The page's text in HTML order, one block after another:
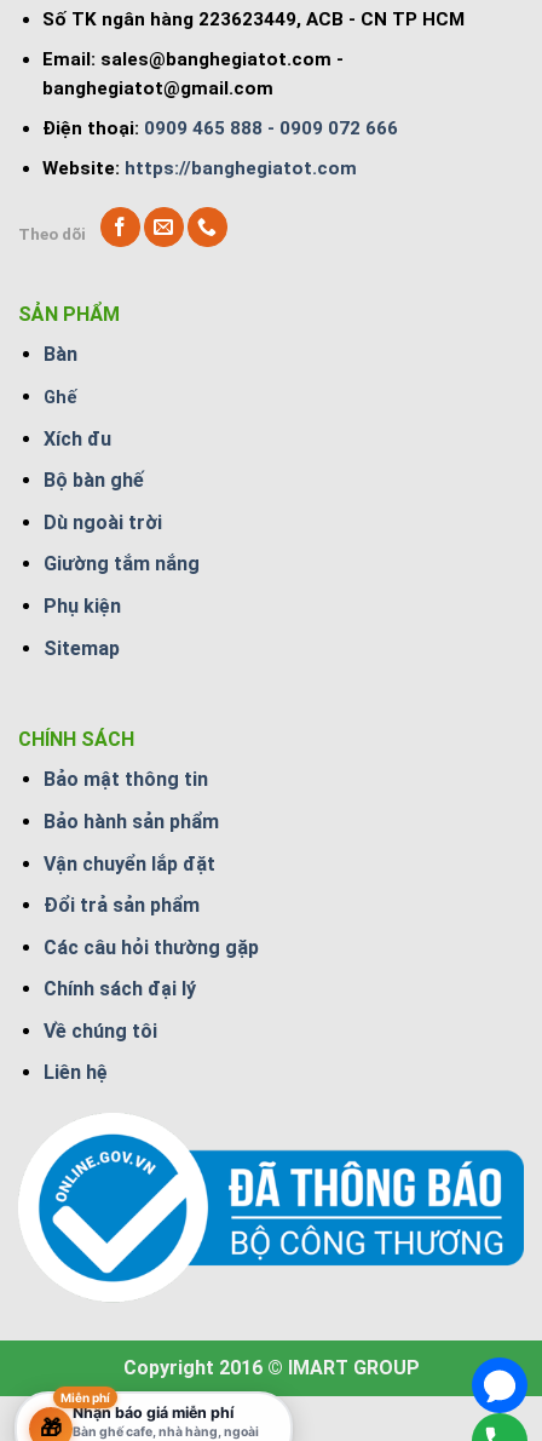
Số TK ngân hàng 223623449, ACB - CN TP HCM
Email: sales@banghegiatot.com -
banghegiatot@gmail.com
Điện thoại: 0909 465 888 - 0909 072 666
Website: https://banghegiatot.com
Theo dõi
SẢN PHẨM
Bàn
Ghế
Xích đu
Bộ bàn ghế
Dù ngoài trời
Giường tắm nắng
Phụ kiện
Sitemap
CHÍNH SÁCH
Bảo mật thông tin
Bảo hành sản phẩm
Vận chuyển lắp đặt
Đổi trả sản phẩm
Các câu hỏi thường gặp
Chính sách đại lý
Về chúng tôi
Liên hệ
Copyright 2016 © IMART GROUP
Miễn phí
🎁
Nhận báo giá miễn phí
Bàn ghế cafe, nhà hàng, ngoài